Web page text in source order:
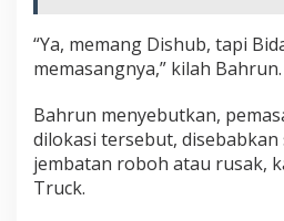
“Ya, memang Dishub, tapi
memasangnya,” kilah Bahrun.
Bahrun menyebutkan,
dilokasi tersebut,
jembatan roboh atau rusak,
Truck.